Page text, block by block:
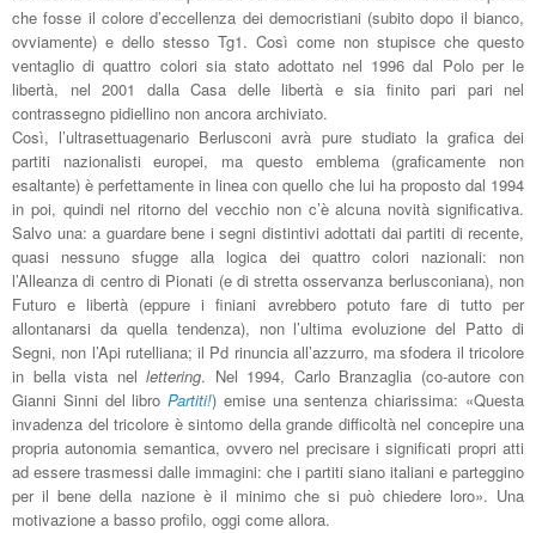
che fosse il colore d’eccellenza dei democristiani (subito dopo il bianco,
ovviamente) e dello stesso Tg1. Così come non stupisce che questo
ventaglio di quattro colori sia stato adottato nel 1996 dal Polo per le
libertà, nel 2001 dalla Casa delle libertà e sia finito pari pari nel
contrassegno pidiellino non ancora archiviato.
Così, l’ultrasettuagenario Berlusconi avrà pure studiato la grafica dei
partiti nazionalisti europei, ma questo emblema (graficamente non
esaltante) è perfettamente in linea con quello che lui ha proposto dal 1994
in poi, quindi nel ritorno del vecchio non c’è alcuna novità significativa.
Salvo una: a guardare bene i segni distintivi adottati dai partiti di recente,
quasi nessuno sfugge alla logica dei quattro colori nazionali: non
l’Alleanza di centro di Pionati (e di stretta osservanza berlusconiana), non
Futuro e libertà (eppure i finiani avrebbero potuto fare di tutto per
allontanarsi da quella tendenza), non l’ultima evoluzione del Patto di
Segni, non l’Api rutelliana; il Pd rinuncia all’azzurro, ma sfodera il tricolore
in bella vista nel lettering. Nel 1994, Carlo Branzaglia (co-autore con
Gianni Sinni del libroPartiti!) emise una sentenza chiarissima: «Questa
invadenza del tricolore è sintomo della grande difficoltà nel concepire una
propria autonomia semantica, ovvero nel precisare i significati propri atti
ad essere trasmessi dalle immagini: che i partiti siano italiani e parteggino
per il bene della nazione è il minimo che si può chiedere loro». Una
motivazione a basso profilo, oggi come allora.